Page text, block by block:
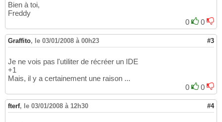
Bien à toi,
Freddy
0
0
Graffito, le 03/01/2008 à 00h23 #3
Je ne vois pas l'utiliter de récréer un IDE
+1
Mais, il y a certainement une raison ...
0
0
fterf, le 03/01/2008 à 12h30 #4